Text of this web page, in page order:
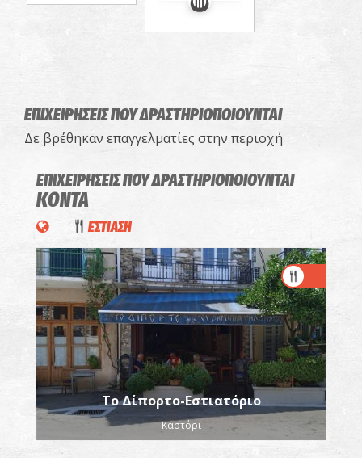
ΕΠΙΧΕΙΡΗΣΕΙΣ ΠΟΥ ΔΡΑΣΤΗΡΙΟΠΟΙΟΥΝΤΑΙ
Δε βρέθηκαν επαγγελματίες στην περιοχή
ΕΠΙΧΕΙΡΗΣΕΙΣ ΠΟΥ ΔΡΑΣΤΗΡΙΟΠΟΙΟΥΝΤΑΙ
ΚΟΝΤΑ
ΕΣΤΙΑΣΗ
Το Δίπορτο-Εστιατόριο
Καστόρι